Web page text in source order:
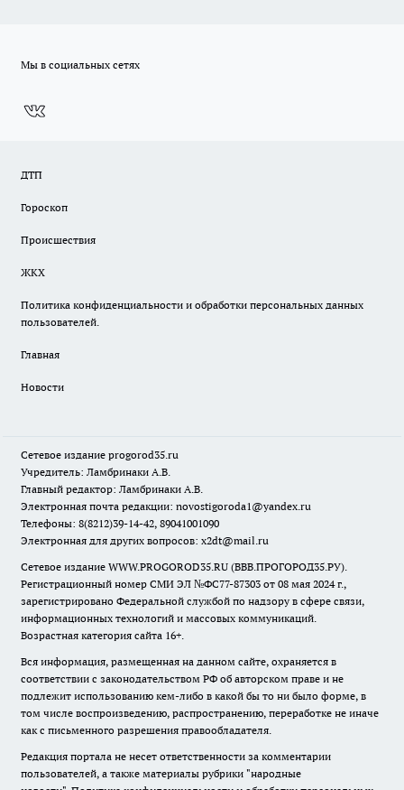
Мы в социальных сетях
ДТП
Гороскоп
Происшествия
ЖКХ
Политика конфиденциальности и обработки персональных данных
пользователей.
Главная
Новости
Сетевое издание progorod35.ru
Учредитель: Ламбринаки А.В.
Главный редактор: Ламбринаки А.В.
Электронная почта редакции: novostigoroda1@yandex.ru
Телефоны: 8(8212)39-14-42, 89041001090
Электронная для других вопросов: x2dt@mail.ru
Сетевое издание WWW.PROGOROD35.RU (ВВВ.ПРОГОРОД35.РУ).
Регистрационный номер СМИ ЭЛ №ФС77-87303 от 08 мая 2024 г.,
зарегистрировано Федеральной службой по надзору в сфере связи,
информационных технологий и массовых коммуникаций.
Возрастная категория сайта 16+.
Вся информация, размещенная на данном сайте, охраняется в
соответствии с законодательством РФ об авторском праве и не
подлежит использованию кем-либо в какой бы то ни было форме, в
том числе воспроизведению, распространению, переработке не иначе
как с письменного разрешения правообладателя.
Редакция портала не несет ответственности за комментарии
пользователей, а также материалы рубрики "народные